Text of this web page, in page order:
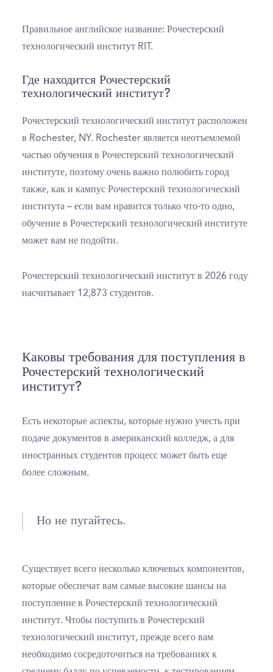
Правильное английское название: Рочестерский
технологический институт RIT.
Где находится Рочестерский
технологический институт?
Рочестерский технологический институт расположен
в Rochester, NY. Rochester является неотъемлемой
частью обучения в Рочестерский технологический
институте, поэтому очень важно полюбить город
также, как и кампус Рочестерский технологический
института – если вам нравится только что-то одно,
обучение в Рочестерский технологический институте
может вам не подойти.
Рочестерский технологический институт в 2026 году
насчитывает 12,873 студентов.
Каковы требования для поступления в
Рочестерский технологический
институт?
Есть некоторые аспекты, которые нужно учесть при
подаче документов в американский колледж, а для
иностранных студентов процесс может быть еще
более сложным.
Но не пугайтесь.
Существует всего несколько ключевых компонентов,
которые обеспечат вам самые высокие шансы на
поступление в Рочестерский технологический
институт. Чтобы поступить в Рочестерский
технологический институт, прежде всего вам
необходимо сосредоточиться на требованиях к